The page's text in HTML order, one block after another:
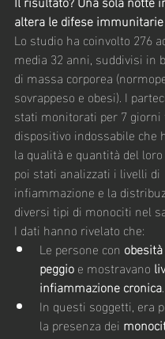
altera le difese immunitarie
Lo studio ha coinvolto 276
media 32 anni, suddivisi in
di massa corporea
sovrappeso e obesi). I
stati monitorati per 7
dispositivo indossabile che
la qualità e quantità del
poi stati analizzati i livelli di
infiammazione e la
diversi tipi di monociti nel
I dati hanno rivelato che:
Le persone con
peggio e mostravano
infiammazione cronica.
In questi soggetti, era
la presenza dei